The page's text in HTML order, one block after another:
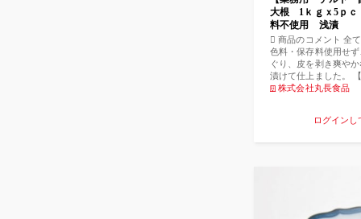
大根 1ｋｇｘ5ｐ
料不使用 浅漬
 商品のコメント 全
色料・保存料使用せ
ぐり、皮を剥き爽や
漬けて仕上ました。
み）原材料名：大根
等）、酸味料 、香料
3.3ｇ （推定値）
株式会社丸長食品
ログイン